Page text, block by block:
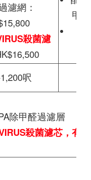
濾網：
殺菌濾
甲
呎
除甲醛過濾層
殺菌濾芯，有